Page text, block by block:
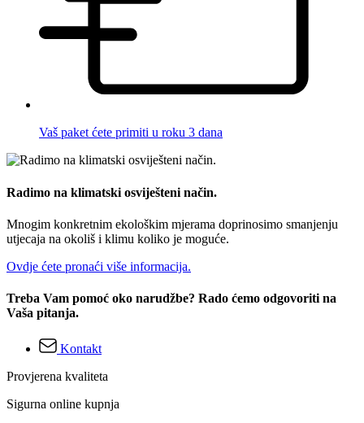
Vaš paket ćete primiti u roku 3 dana
Radimo na klimatski osviješteni način.
Mnogim konkretnim ekološkim mjerama doprinosimo smanjenju
utjecaja na okoliš i klimu koliko je moguće.
Ovdje ćete pronaći više informacija.
Treba Vam pomoć oko narudžbe? Rado ćemo odgovoriti na
Vaša pitanja.
Kontakt
Provjerena kvaliteta
Sigurna online kupnja